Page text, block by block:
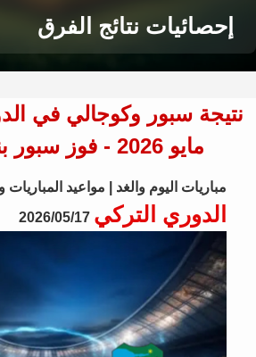
إحصائيات نتائج الفرق
مايو 2026 - فوز سبور بنتيجة 1 - 0
مباريات اليوم والغد | مواعيد المباريات
الدوري التركي 2026/05/17